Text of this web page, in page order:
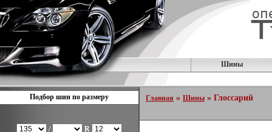
Шины
Подбор шин по размеру
/
R
Главная » Шины » Глоссарий